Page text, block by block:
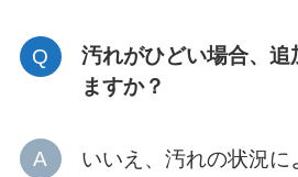
汚れがひどい場合、追
ますか？
いいえ、汚れの状況に